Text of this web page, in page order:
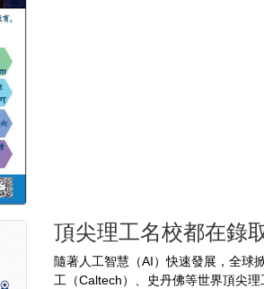
頂尖理工名校都在錄
隨著人工智慧（AI）快速發展，全球
工（Caltech）、史丹佛等世界頂尖